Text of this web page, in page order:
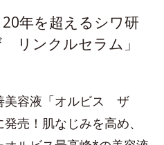
年を超えるシワ研
リンクルセラム」
美容液「オルビス ザ
売！肌なじみを高め、